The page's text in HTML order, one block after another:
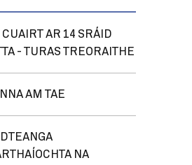
AR 14 SRÁID
- TURAS TREORAITHE
AM TAE
NA